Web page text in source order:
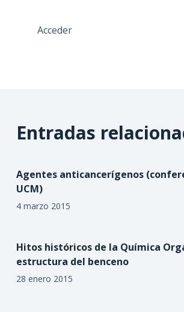
Acceder
Entradas
Agentes anticancerígenos
UCM)
4 marzo 2015
Hitos históricos de la Química
estructura del benceno
28 enero 2015